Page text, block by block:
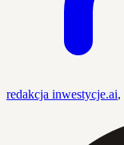
redakcja inwestycje.ai,